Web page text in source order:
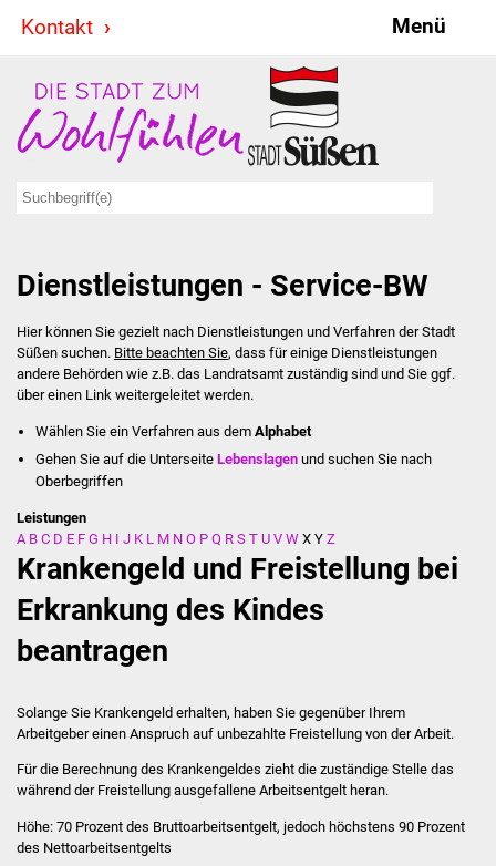
Kontakt Menü
Stadt & Politik
Bürgermeister
Ausschüsse
Ratsinformationssystem
Jugendbeirat
Summerrockfestival
Stadtverwaltung
Ansprechpartner
Veröffentlichungen
Dienstleistungen - Service-BW
Hier können Sie gezielt nach Dienstleistungen und Verfahren der Stadt
Süßen suchen. Bitte beachten Sie, dass für einige Dienstleistungen
andere Behörden wie z.B. das Landratsamt zuständig sind und Sie ggf.
über einen Link weitergeleitet werden.
Wählen Sie ein Verfahren aus dem Alphabet
Gehen Sie auf die UnterseiteLebenslagen und suchen Sie nach
Oberbegriffen
Leistungen
A B C D E F G H I J K L M N O P Q R S T U V W X Y Z
Krankengeld und Freistellung bei
Erkrankung des Kindes
beantragen
Solange Sie Krankengeld erhalten, haben Sie gegenüber Ihrem
Arbeitgeber einen Anspruch auf unbezahlte Freistellung von der Arbeit.
Für die Berechnung des Krankengeldes zieht die zuständige Stelle das
während der Freistellung ausgefallene Arbeitsentgelt heran.
Höhe: 70 Prozent des Bruttoarbeitsentgelt, jedoch höchstens 90 Prozent
des Nettoarbeitsentgelts